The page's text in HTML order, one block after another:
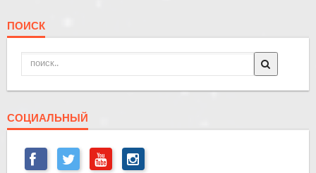
ПОИСК
СОЦИАЛЬНЫЙ